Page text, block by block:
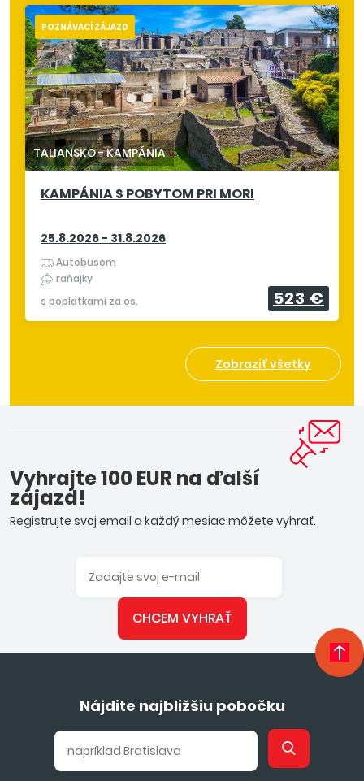
POZNÁVACÍ ZÁJAZD
TALIANSKO-KAMPÁNIA
KAMPÁNIA S POBYTOM PRI MORI
25.8.2026 - 31.8.2026
Autobusom
raňajky
s poplatkami za os.
523 €
Zobraziť všetky
Vyhrajte 100 EUR na ďalší
zájazd!
Registrujte svoj email a každý mesiac môžete vyhrať.
CHCEM VYHRAŤ
Nájdite najbližšiu pobočku